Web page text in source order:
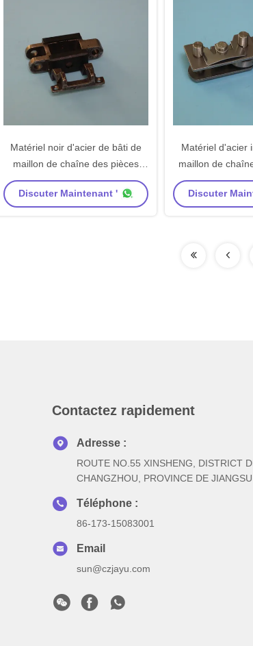
Matériel noir d'acier de bâti de
maillon de chaîne des pièces
K30 de machine de Krantz
Stenter
Discuter Maintenant '
Matériel d'acier
maillon de
machine de
Discuter
Contactez rapidement
Adresse :
ROUTE NO.55 XINSHENG, DISTRICT
CHANGZHOU, PROVINCE DE JIANGSU
Téléphone :
86-173-15083001
Email
sun@czjayu.com